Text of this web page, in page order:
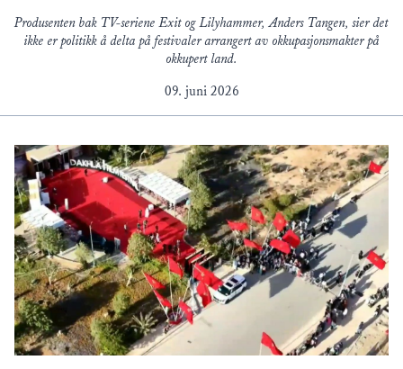
Produsenten bak TV-seriene Exit og Lilyhammer, Anders Tangen, sier det
ikke er politikk å delta på festivaler arrangert av okkupasjonsmakter på
okkupert land.
09. juni 2026